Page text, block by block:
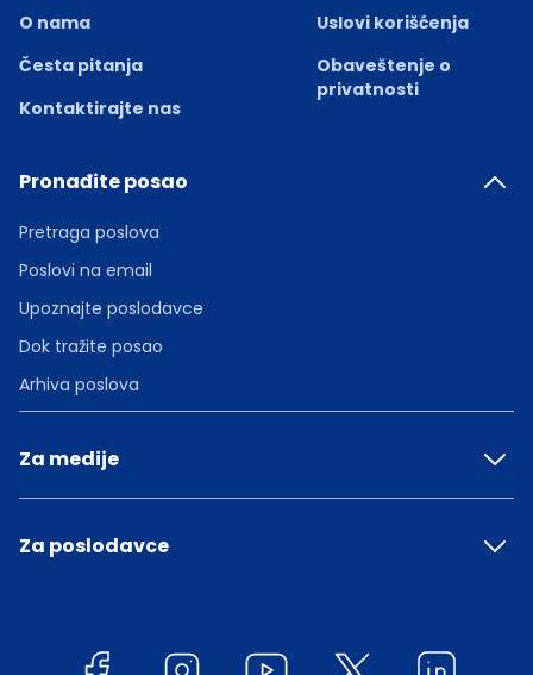
O nama
Česta pitanja
Kontaktirajte nas
Uslovi korišćenja
Obaveštenje o
privatnosti
Pronađite posao
Pretraga poslova
Poslovi na email
Upoznajte poslodavce
Dok tražite posao
Arhiva poslova
Za medije
Za poslodavce